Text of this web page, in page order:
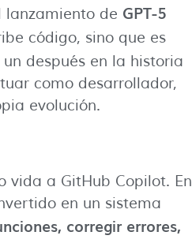
lanzamiento de GPT-5
código, sino que es
después en la historia
como desarrollador,
evolución.
vida a GitHub Copilot. En
en un sistema
corregir errores,